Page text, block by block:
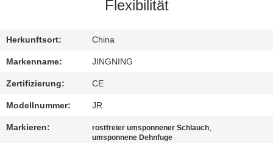
QUALITÄTSKONTROLLE
TRETEN
SIE
MIT
Flexibilität
Herkunftsort: China
Markenname: JINGNING
Zertifizierung: CE
Modellnummer: JR.
Markieren: rostfreier umsponnener Schlauch,
umsponnene Dehnfuge